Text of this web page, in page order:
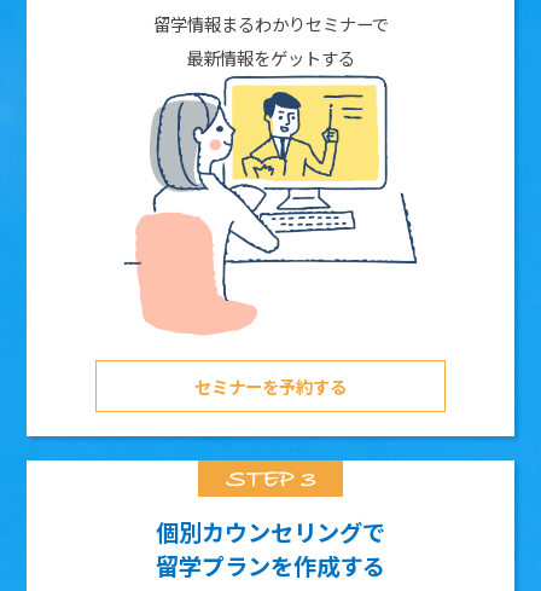
留学情報まるわかりセミナーで
最新情報をゲットする
セミナーを予約する
個別カウンセリングで
留学プランを作成する